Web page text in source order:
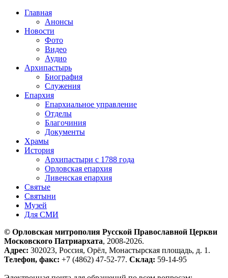
Главная
Анонсы
Новости
Фото
Видео
Аудио
Архипастырь
Биография
Служения
Епархия
Епархиальное управление
Отделы
Благочиния
Документы
Храмы
История
Архипастыри с 1788 года
Орловская епархия
Ливенская епархия
Святые
Святыни
Музей
Для СМИ
© Орловская митрополия Русской Православной Церкви
Московского Патриархата, 2008-2026.
Адрес: 302023, Россия, Орёл, Монастырская площадь, д. 1.
Телефон, факс: +7 (4862) 47-52-77. Склад: 59-14-95